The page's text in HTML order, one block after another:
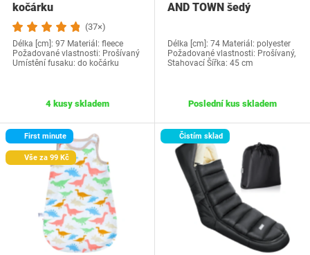
kočárku
(37×)
Délka [cm]: 97 Materiál: fleece
Požadované vlastnosti: Prošívaný
Umístění fusaku: do kočárku
4 kusy skladem
AND TOWN šedý
Délka [cm]: 74 Materiál: polyester
Požadované vlastnosti: Prošívaný,
Stahovací Šířka: 45 cm
Poslední kus skladem
First minute
Vše za 99 Kč
Čistím sklad